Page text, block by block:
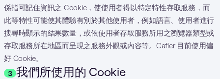
係指可記住資訊之 Cookie，使使用者得以特定特性存取服務，而
此等特性可能使其體驗有別於其他使用者，例如語言、使用者進行
搜尋時顯示的結果數量，或依使用者存取服務所用之瀏覽器類型或
存取服務所在地區而呈現之服務外觀或內容等。Cafler 目前使用偏
好 Cookie。
3 我們所使用的 Cookie